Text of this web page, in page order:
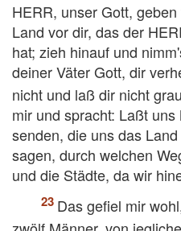
HERR, unser Gott, geben
Land vor dir, das der
hat; zieh hinauf und
deiner Väter Gott, dir
nicht und laß dir nicht
mir und spracht: Laßt
senden, die uns das
sagen, durch welchen
und die Städte, da wir
Das gefiel mir